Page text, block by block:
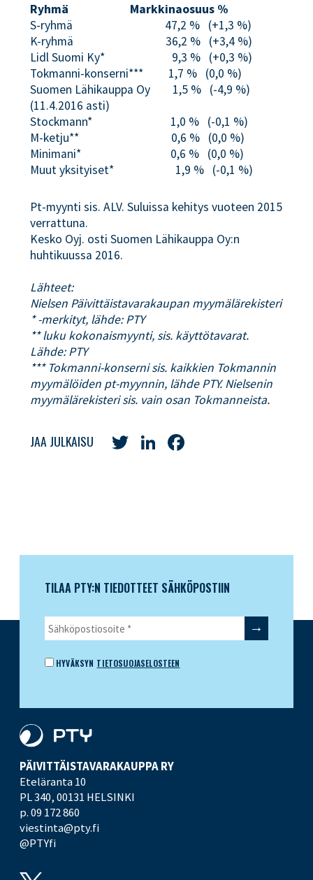
Ryhmä Markkinaosuus %
S-ryhmä 47,2 % (+1,3 %)
K-ryhmä 36,2 % (+3,4 %)
Lidl Suomi Ky* 9,3 % (+0,3 %)
Tokmanni-konserni*** 1,7 % (0,0 %)
Suomen Lähikauppa Oy 1,5 % (-4,9 %)
(11.4.2016 asti)
Stockmann* 1,0 % (-0,1 %)
M-ketju** 0,6 % (0,0 %)
Minimani* 0,6 % (0,0 %)
Muut yksityiset* 1,9 % (-0,1 %)
Pt-myynti sis. ALV. Suluissa kehitys vuoteen 2015
verrattuna.
Kesko Oyj. osti Suomen Lähikauppa Oy:n
huhtikuussa 2016.
Lähteet:
Nielsen Päivittäistavarakaupan myymälärekisteri
* -merkityt, lähde: PTY
** luku kokonaismyynti, sis. käyttötavarat.
Lähde: PTY
*** Tokmanni-konserni sis. kaikkien Tokmannin
myymälöiden pt-myynnin, lähde PTY. Nielsenin
myymälärekisteri sis. vain osan Tokmanneista.
JAA JULKAISU TwitterLinkedIn
TILAA PTY:N TIEDOTTEET SÄHKÖPOSTIIN
HYVÄKSYN TIETOSUOJASELOSTEEN
PÄIVITTÄISTAVARA­KAUPPA RY
Eteläranta 10
PL 340,00131 HELSINKI
p. 09 172 860
viestinta@pty.fi
@PTYfi